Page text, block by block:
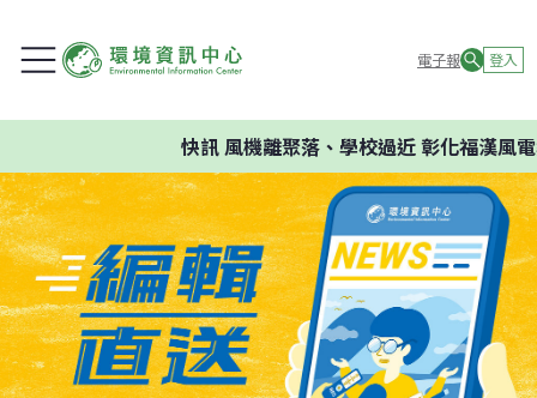
電子報 登入
快訊風機離聚落、學校過近 彰化福漢風電